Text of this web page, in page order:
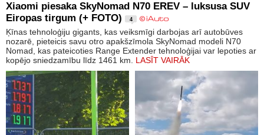
Xiaomi piesaka SkyNomad N70 EREV – luksusa SUV
Eiropas tirgum (+ FOTO)
4
Ķīnas tehnoloģiju gigants, kas veiksmīgi darbojas arī autobūves
nozarē, pieteicis savu otro apakšzīmola SkyNomad modeli N70
Nomad, kas pateicoties Range Extender tehnoloģijai var lepoties ar
kopējo sniedzamību līdz 1461 km. LASĪT VAIRĀK